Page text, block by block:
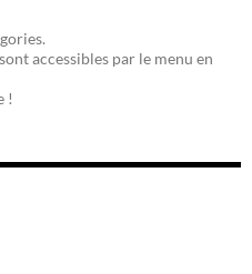
sont accessibles par le menu en
!